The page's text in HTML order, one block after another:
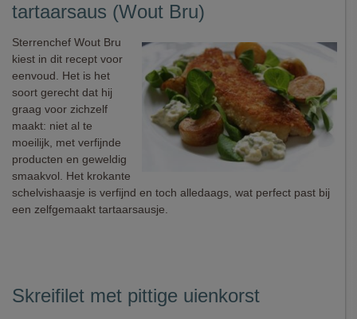
tartaarsaus (Wout Bru)
Sterrenchef Wout Bru
kiest in dit recept voor
eenvoud. Het is het
soort gerecht dat hij
graag voor zichzelf
maakt: niet al te
moeilijk, met verfijnde
producten en geweldig
smaakvol. Het krokante
schelvishaasje is verfijnd en toch alledaags, wat perfect past bij
een zelfgemaakt tartaarsausje.
Skreifilet met pittige uienkorst